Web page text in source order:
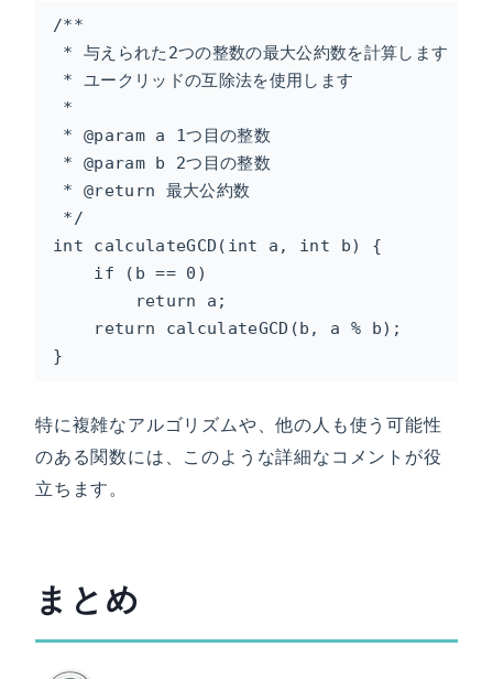
/**
* 与えられた2つの整数の最大公約数を計算します
* ユークリッドの互除法を使用します
*
* @param a 1つ目の整数
* @param b 2つ目の整数
* @return 最大公約数
*/
int calculateGCD(int a, int b) {
    if (b == 0)
        return a;
    return calculateGCD(b, a % b);
}
特に複雑なアルゴリズムや、他の人も使う可能性
のある関数には、このような詳細なコメントが役
立ちます。
まとめ